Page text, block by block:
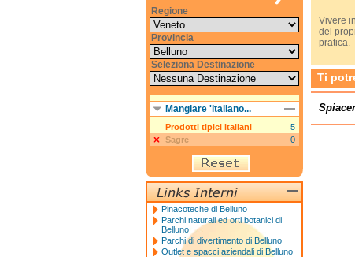
Vivere
del
pratica.
Ti
Regione
Provincia
Seleziona Destinazione
Mangiare 'italiano...
Prodotti tipici italiani
5
Sagre
0
Pinacoteche di Belluno
Parchi naturali ed orti botanici di
Belluno
Parchi di divertimento di Belluno
Outlet e spacci aziendali di Belluno